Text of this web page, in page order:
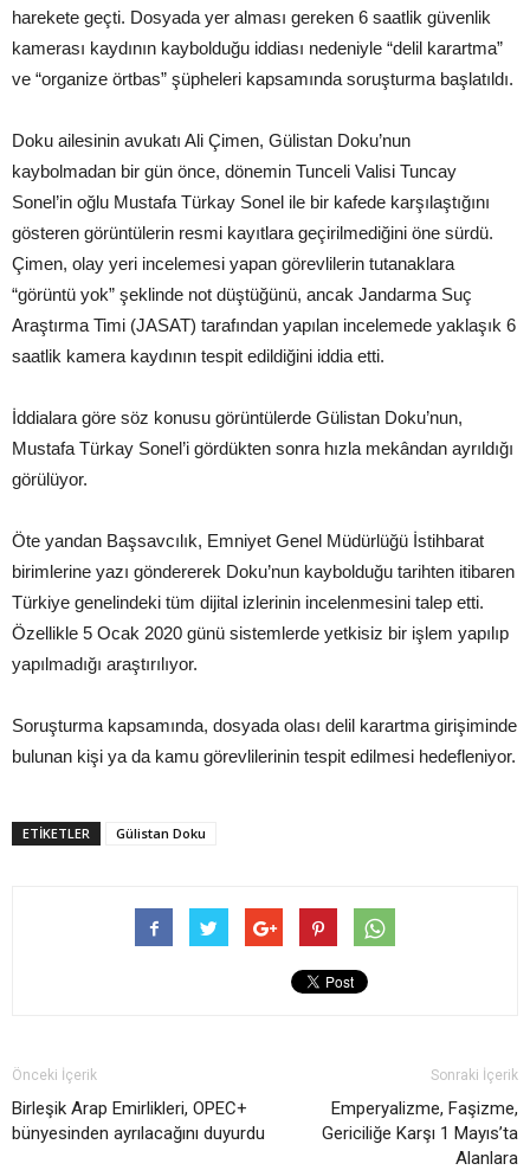
harekete geçti. Dosyada yer alması gereken 6 saatlik güvenlik
kamerası kaydının kaybolduğu iddiası nedeniyle “delil karartma”
ve “organize örtbas” şüpheleri kapsamında soruşturma başlatıldı.
Doku ailesinin avukatı Ali Çimen, Gülistan Doku’nun
kaybolmadan bir gün önce, dönemin Tunceli Valisi Tuncay
Sonel’in oğlu Mustafa Türkay Sonel ile bir kafede karşılaştığını
gösteren görüntülerin resmi kayıtlara geçirilmediğini öne sürdü.
Çimen, olay yeri incelemesi yapan görevlilerin tutanaklara
“görüntü yok” şeklinde not düştüğünü, ancak Jandarma Suç
Araştırma Timi (JASAT) tarafından yapılan incelemede yaklaşık 6
saatlik kamera kaydının tespit edildiğini iddia etti.
İddialara göre söz konusu görüntülerde Gülistan Doku’nun,
Mustafa Türkay Sonel’i gördükten sonra hızla mekândan ayrıldığı
görülüyor.
Öte yandan Başsavcılık, Emniyet Genel Müdürlüğü İstihbarat
birimlerine yazı göndererek Doku’nun kaybolduğu tarihten itibaren
Türkiye genelindeki tüm dijital izlerinin incelenmesini talep etti.
Özellikle 5 Ocak 2020 günü sistemlerde yetkisiz bir işlem yapılıp
yapılmadığı araştırılıyor.
Soruşturma kapsamında, dosyada olası delil karartma girişiminde
bulunan kişi ya da kamu görevlilerinin tespit edilmesi hedefleniyor.
ETIKETLER Gülistan Doku
Önceki İçerik
Birleşik Arap Emirlikleri, OPEC+
bünyesinden ayrılacağını duyurdu
Sonraki İçerik
Emperyalizme, Faşizme,
Gericiliğe Karşı 1 Mayıs’ta
Alanlara